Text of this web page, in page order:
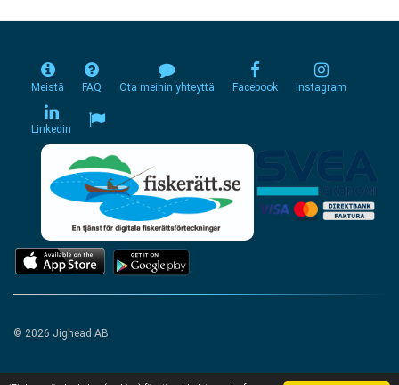
Meistä FAQ Ota meihin yhteyttä Facebook Instagram
Linkedin
© 2026 Jighead AB